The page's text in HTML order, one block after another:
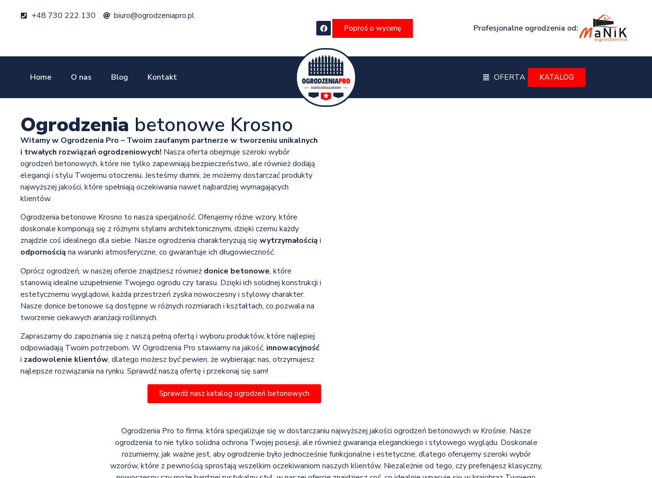
+48 730 222 130 biuro@ogrodzeniapro.pl
Poproś o wycenę Profesjonalne ogrodzenia od:
Home O nas Blog Kontakt OFERTA KATALOG
Ogrodzenia betonowe Krosno
Witamy w Ogrodzenia Pro – Twoim zaufanym partnerze w tworzeniu unikalnych
i trwałych rozwiązań ogrodzeniowych! Nasza oferta obejmuje szeroki wybór
ogrodzeń betonowych, które nie tylko zapewniają bezpieczeństwo, ale również dodają
elegancji i stylu Twojemu otoczeniu. Jesteśmy dumni, że możemy dostarczać produkty
najwyższej jakości, które spełniają oczekiwania nawet najbardziej wymagających
klientów.
Ogrodzenia betonowe Krosno to nasza specjalność. Oferujemy różne wzory, które
doskonale komponują się z różnymi stylami architektonicznymi, dzięki czemu każdy
znajdzie coś idealnego dla siebie. Nasze ogrodzenia charakteryzują się wytrzymałością i
odpornością na warunki atmosferyczne, co gwarantuje ich długowieczność.
Oprócz ogrodzeń, w naszej ofercie znajdziesz również donice betonowe, które
stanowią idealne uzupełnienie Twojego ogrodu czy tarasu. Dzięki ich solidnej konstrukcji i
estetycznemu wyglądowi, każda przestrzeń zyska nowoczesny i stylowy charakter.
Nasze donice betonowe są dostępne w różnych rozmiarach i kształtach, co pozwala na
tworzenie ciekawych aranżacji roślinnych.
Zapraszamy do zapoznania się z naszą pełną ofertą i wyboru produktów, które najlepiej
odpowiadają Twoim potrzebom. W Ogrodzenia Pro stawiamy na jakość, innowacyjność
i zadowolenie klientów, dlatego możesz być pewien, że wybierając nas, otrzymujesz
najlepsze rozwiązania na rynku. Sprawdź naszą ofertę i przekonaj się sam!
Sprawdź nasz katalog ogrodzeń betonowych
Ogrodzenia Pro to firma, która specjalizuje się w dostarczaniu najwyższej jakości ogrodzeń betonowych w Krośnie. Nasze
ogrodzenia to nie tylko solidna ochrona Twojej posesji, ale również gwarancja eleganckiego i stylowego wyglądu. Doskonale
rozumiemy, jak ważne jest, aby ogrodzenie było jednocześnie funkcjonalne i estetyczne, dlatego oferujemy szeroki wybór
wzorów, które z pewnością sprostają wszelkim oczekiwaniom naszych klientów. Niezależnie od tego, czy preferujesz klasyczny,